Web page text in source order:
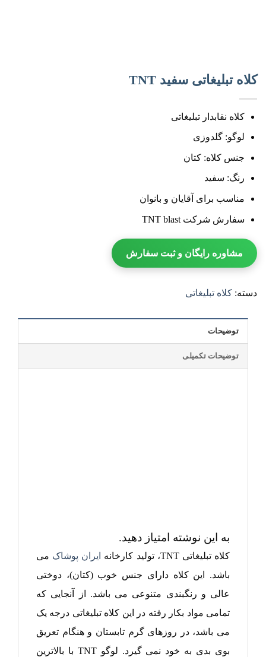
کلاه تبلیغاتی سفید TNT
کلاه نقابدار تبلیغاتی
لوگو: گلدوزی
جنس کلاه: کتان
رنگ: سفید
مناسب برای آقایان و بانوان
سفارش شرکت TNT blast
مشاوره رایگان و ثبت سفارش
دسته: کلاه تبلیغاتی
توضیحات
توضیحات تکمیلی
به این نوشته امتیاز دهید.
کلاه تبلیغاتی TNT، تولید کارخانه ایران پوشاک می
باشد. این کلاه دارای جنس خوب (کتان)، دوختی
عالی و رنگبندی متنوعی می باشد. از آنجایی که
تمامی مواد بکار رفته در این کلاه تبلیغاتی درجه یک
می باشد، در روزهای گرم تابستان و هنگام تعریق
بوی بدی به خود نمی گیرد. لوگو TNT با بالاترین